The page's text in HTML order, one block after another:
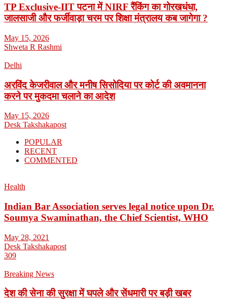
TP Exclusive-IIT पटना में NIRF रैंकिंग का गोरखधंधा,
जालसाजी और फर्जीवाड़ा चरम पर शिक्षा मंत्रालय कब जागेगा ?
May 15, 2026
Shweta R Rashmi
Delhi
अरविंद केजरीवाल और मनीष सिसोदिया पर कोर्ट की अवमानना
करने पर मुकदमा चलाने का आदेश
May 15, 2026
Desk Takshakapost
POPULAR
RECENT
COMMENTED
Health
Indian Bar Association serves legal notice upon Dr.
Soumya Swaminathan, the Chief Scientist, WHO
May 28, 2021
Desk Takshakapost
309
Breaking News
देश की सेना की सुरक्षा में घपले और सेंधमारी पर बड़ी खबर